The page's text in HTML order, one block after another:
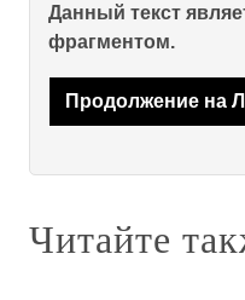
Данный текст
фрагментом.
Продолжение на
Читайте